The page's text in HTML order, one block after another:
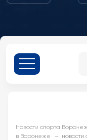
Новости спорта
в Воронеже
новости